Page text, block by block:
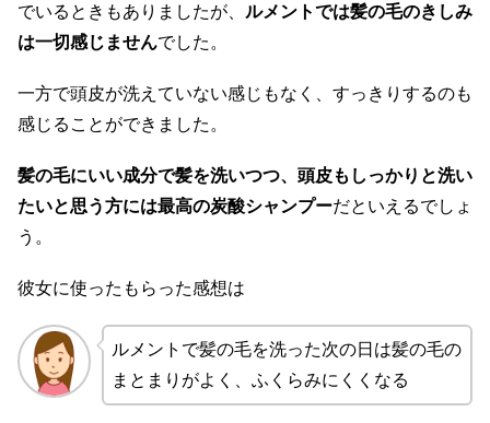
でいるときもありましたが、 ルメントでは髪の毛のきしみ
は一切感じませんでした。
一方で頭皮が洗えていない感じもなく、すっきりするのも
感じることができました。
髪の毛にいい成分で髪を洗いつつ、頭皮もしっかりと洗い
たいと思う方には最高の炭酸シャンプーだといえるでしょ
う。
彼女に使ったもらった感想は
ルメントで髪の毛を洗った次の日は髪の毛の
まとまりがよく、ふくらみにくくなる